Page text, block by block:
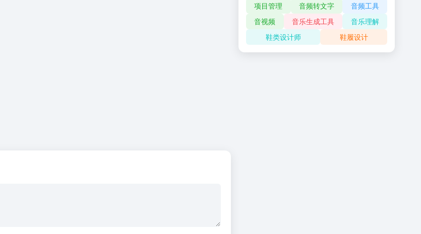
项目管理
音频转文字
音频工具
音视频
音乐生成工具
音乐理解
鞋类设计师
鞋履设计